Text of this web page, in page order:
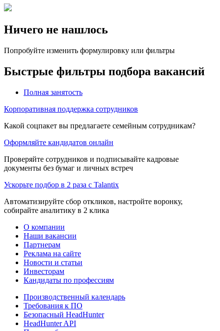
Ничего не нашлось
Попробуйте изменить формулировку или фильтры
Быстрые фильтры подбора вакансий
Полная занятость
Корпоративная поддержка сотрудников
Какой соцпакет вы предлагаете семейным сотрудникам?
Оформляйте кандидатов онлайн
Проверяйте сотрудников и подписывайте кадровые
документы без бумаг и личных встреч
Ускорьте подбор в 2 раза с Talantix
Автоматизируйте сбор откликов, настройте воронку,
собирайте аналитику в 2 клика
О компании
Наши вакансии
Партнерам
Реклама на сайте
Новости и статьи
Инвесторам
Кандидаты по профессиям
Производственный календарь
Требования к ПО
Безопасный HeadHunter
HeadHunter API